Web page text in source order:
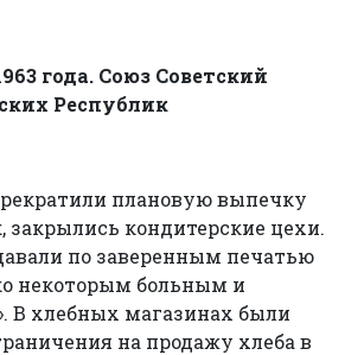
года. Союз Советский
Республик
плановую выпечку
закрылись кондитерские цехи.
по заверенным печатью
некоторым больным и
В хлебных магазинах были
на продажу хлеба в